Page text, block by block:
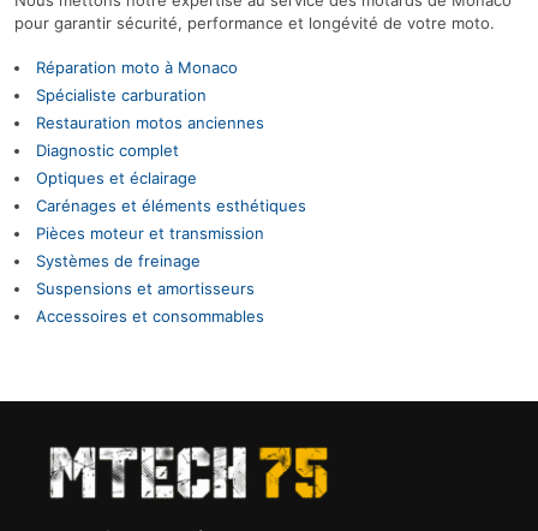
pour garantir sécurité, performance et longévité de votre moto.
Réparation moto à Monaco
Spécialiste carburation
Restauration motos anciennes
Diagnostic complet
Optiques et éclairage
Carénages et éléments esthétiques
Pièces moteur et transmission
Systèmes de freinage
Suspensions et amortisseurs
Accessoires et consommables